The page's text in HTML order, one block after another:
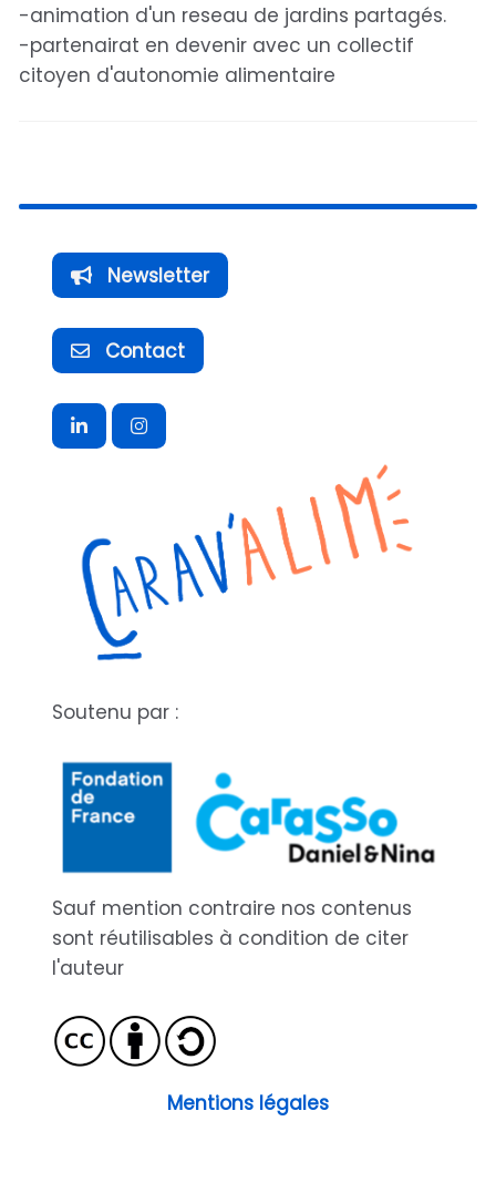
-animation d'un reseau de jardins partagés.
-partenairat en devenir avec un collectif
citoyen d'autonomie alimentaire
Newsletter
Contact
Soutenu par :
Sauf mention contraire nos contenus
sont réutilisables à condition de citer
l'auteur
Mentions légales